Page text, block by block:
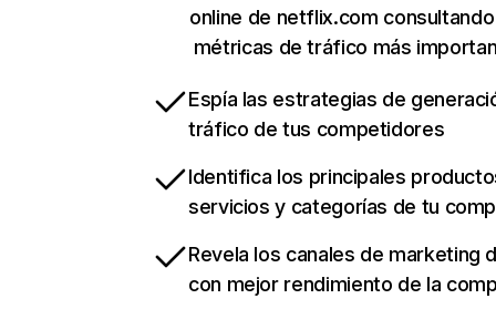
online de netflix.com
métricas de tráfico más
Espía las estrategias de
tráfico de tus competidores
Identifica los principales
servicios y categorías de tu
Revela los canales de marketing
con mejor rendimiento de la